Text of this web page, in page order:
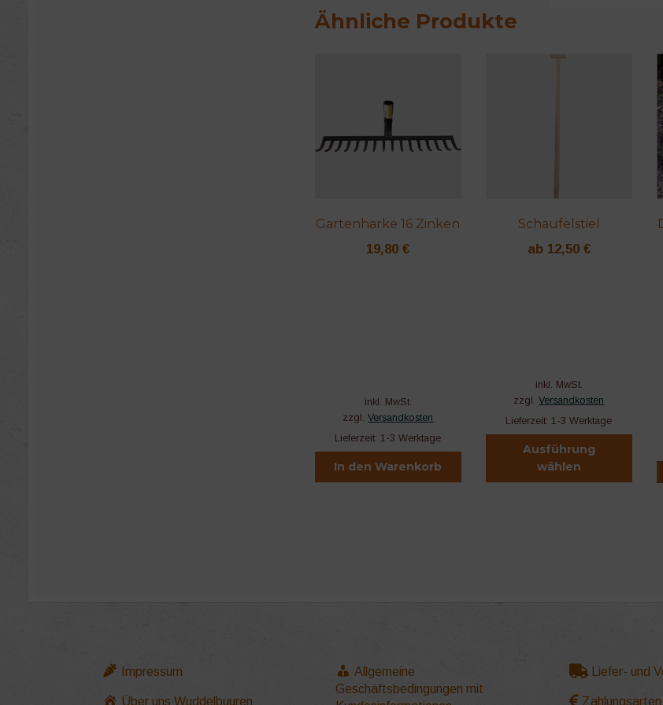
Ähnliche Produkte
Gartenharke 16 Zinken
19,80€
inkl. MwSt.
zzgl.Versandkosten
Lieferzeit: 1-3 Werktage
In den Warenkorb
Schaufelstiel
ab 12,50 €
inkl. MwSt.
zzgl.Versandkosten
Lieferzeit: 1-3 Werktage
Ausführung
wählen
Impressum
Über uns Wuddelbuuren
Allgemeine
Geschäftsbedingungen mit
Liefer- und
Zahlungsarten